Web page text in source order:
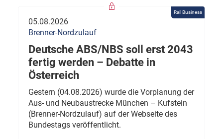
Rail Business
05.08.2026
Brenner-Nordzulauf
Deutsche ABS/NBS soll erst 2043
fertig werden – Debatte in
Österreich
Gestern (04.08.2026) wurde die Vorplanung der
Aus- und Neubaustrecke München – Kufstein
(Brenner-Nordzulauf) auf der Webseite des
Bundestags veröffentlicht.